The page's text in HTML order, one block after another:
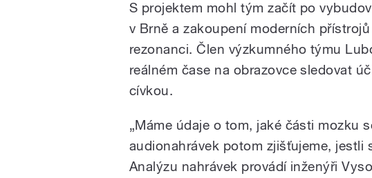
S projektem mohl tým začít po
v Brně a zakoupení moderních
rezonanci. Člen výzkumného týmu
reálném čase na obrazovce sledovat
cívkou.
„Máme údaje o tom, jaké části mozku
audionahrávek potom zjišťujeme, jestli
Analýzu nahrávek provádí inženýři